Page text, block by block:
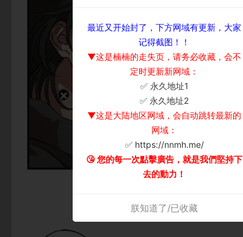
最近又开始封了，下方网域有更新，大家
记得截图！！
▼这是楠楠的走失页，请务必收藏，会不
定时更新新网域：
✅ 永久地址1
✅ 永久地址2
▼这是大陆地区网域，会自动跳转最新的
网域：
✅ https://nnmh.me/
😘 您的每一次點擊廣告，就是我們堅持下
去的動力！
朕知道了/已收藏
×